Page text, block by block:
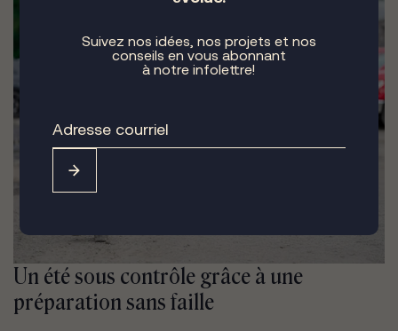
Un été sous contrôle grâce à une
préparation sans faille
Suivez nos idées, nos projets et nos
conseils en vous abonnant
à notre infolettre!